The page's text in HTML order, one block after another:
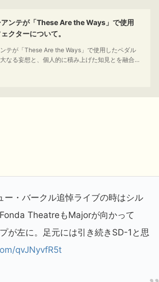
ンテが「These Are the Ways」で使用
クターについて。
テが「These Are the Ways」で使用したペダル
なる妄想と、個人的に積み上げた知見とを融合さ
めてみました。マニアックな話に興味のある方は
・バークル追悼ライブの時はシル
TheatreもMajorが向かって
左に。足元には引き続きSD-1と思
qvJNyvfR5t